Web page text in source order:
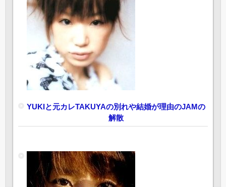
YUKIと元カレTAKUYAの別れや結婚が理由のJAMの
解散